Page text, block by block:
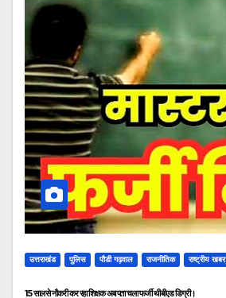
उत्तराखंड पुलिस पौडी गढ़वाल राजनीतिक राष्ट्रीय खबर
15 साल से नौकरी कर रहा शिक्षक अब पता चला फर्जी थी बीएड डिग्री।